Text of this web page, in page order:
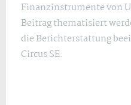
Finanzinstrumente von
Beitrag thematisiert
die Berichterstattung
Circus SE.